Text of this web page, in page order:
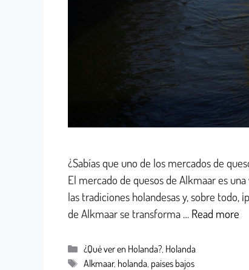
¿Sabías que uno de los mercados de
El mercado de quesos de Alkmaar es
las tradiciones holandesas y, sobre todo,
de Alkmaar se transforma … Read more
¿Qué ver en Holanda?, Holanda
Alkmaar, holanda, paises bajos